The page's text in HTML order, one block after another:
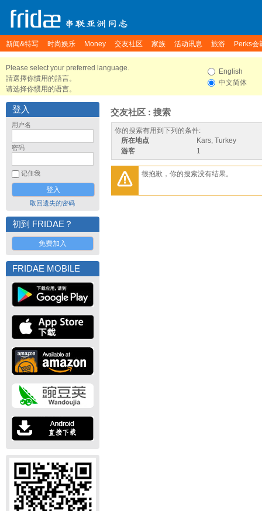
新闻&特写 时尚娱乐 Money 交友社区 家族 活动讯息 旅游 Perks会
Please select your preferred language.
請選擇你慣用的語言。
请选择你惯用的语言。
English
中文简体
登入
用户名
密码
记住我
取回遗失的密码
初到 FRIDAE？
免费加入
FRIDAE MOBILE
交友社区 : 搜索
你的搜索有用到下列的条件:
所在地点
Kars, Turkey
游客
1
很抱歉，你的搜索没有结果。